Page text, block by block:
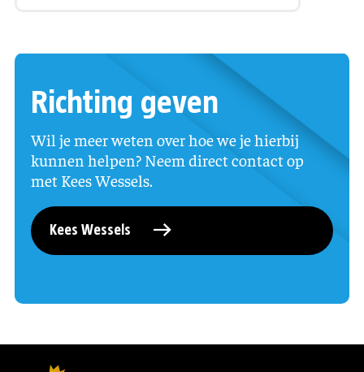
Richting geven
Wil je meer weten over hoe we je hierbij
kunnen helpen? Neem direct contact op
met Kees Wessels.
Kees Wessels